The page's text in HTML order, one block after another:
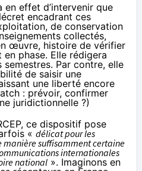
en effet d’intervenir que
encadrant ces
de conservation
collectés,
œuvre, histoire de vérifier
phase. Elle rédigera
Par contre, elle
de saisir une
une liberté encore
: prévoir, confirmer
juridictionnelle ?)
, ce dispositif pose
« délicat pour les
suffisamment certaine
internationales
national ». Imaginons en